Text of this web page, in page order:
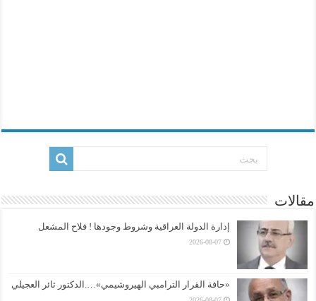
مقالات
إدارة الدولة العراقية وشروط وجودها ! فلاح المشعل
2026-08-07
«حافة القرار الترامبي الهيروشيمي»….الدكتور ثائر العجيلي